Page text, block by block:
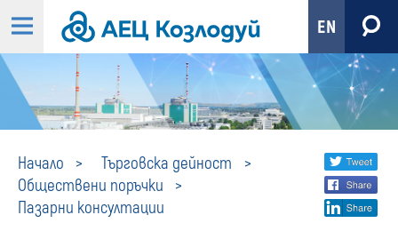
EN
Начало
Търговска дейност
Обществени поръчки
Пазарни консултации
Пазарни
консултации
Share
social